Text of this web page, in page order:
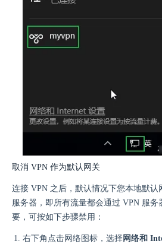
取消 VPN 作为默认网关
连接 VPN 之后，默认情况下您本地默认
服务器，即所有流量都会通过 VPN 服务
要，可按如下步骤禁用：
右下角点击网络图标，选择网络和